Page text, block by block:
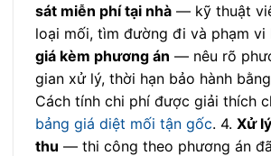
sát miễn phí tại nhà — kỹ thuật
loại mối, tìm đường đi và phạm vi
giá kèm phương án — nêu rõ
gian xử lý, thời hạn bảo hành
Cách tính chi phí được giải thích
bảng giá diệt mối tận gốc. 4. Xử
thu — thi công theo phương án